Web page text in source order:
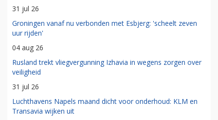
31 jul 26
Groningen vanaf nu verbonden met Esbjerg: 'scheelt zeven
uur rijden'
04 aug 26
Rusland trekt vliegvergunning Izhavia in wegens zorgen over
veiligheid
31 jul 26
Luchthavens Napels maand dicht voor onderhoud: KLM en
Transavia wijken uit